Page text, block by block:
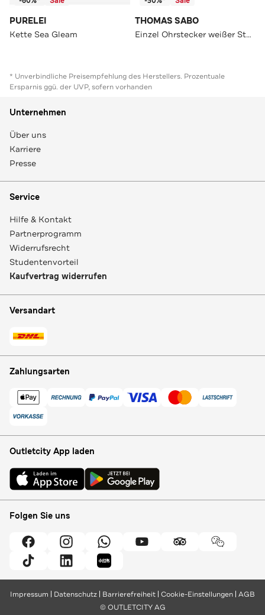
PURELEI
Kette Sea Gleam
THOMAS SABO
Einzel Ohrstecker weißer Stein silber 925 Sterlingsilber
* Unverbindliche Preisempfehlung des Herstellers. Prozentuale
Ersparnis ggü. der UVP, sofern vorhanden
Unternehmen
Über uns
Karriere
Presse
Service
Hilfe & Kontakt
Partnerprogramm
Widerrufsrecht
Studentenvorteil
Kaufvertrag widerrufen
Versandart
Zahlungsarten
Outletcity App laden
Folgen Sie uns
Impressum Datenschutz Barrierefreiheit Cookie-Einstellungen AGB
© OUTLETCITY AG